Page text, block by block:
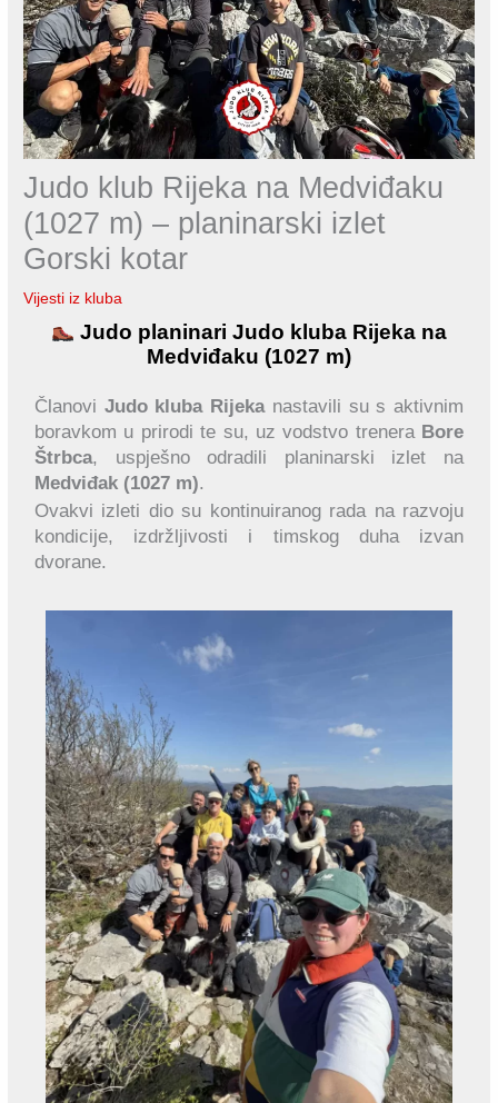
Judo klub Rijeka na Medviđaku
(1027 m) – planinarski izlet
Gorski kotar
Vijesti iz kluba
Judo planinari Judo kluba Rijeka na
Medviđaku (1027 m)
Članovi Judo kluba Rijekanastavili su s aktivnim
boravkom u prirodi te su, uz vodstvo trenera Bore
Štrbca, uspješno odradili planinarski izlet na
Medviđak (1027 m).
Ovakvi izleti dio su kontinuiranog rada na razvoju
kondicije, izdržljivosti i timskog duha izvan
dvorane.